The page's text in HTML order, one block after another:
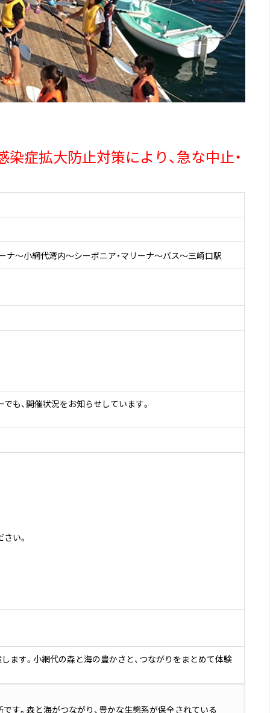
症拡大防止対策により、急な中止・
～小網代湾内～シーボニア・マリーナ～バス～三崎口駅
も、開催状況をお知らせしています。
い。
ます。小網代の森と海の豊かさと、つながりをまとめて体験
す。森と海がつながり、豊かな生態系が保全されている